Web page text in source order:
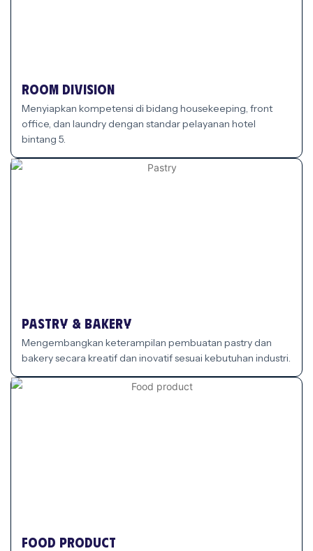
Room Division
Menyiapkan kompetensi di bidang housekeeping, front
office, dan laundry dengan standar pelayanan hotel
bintang 5.
Pastry & Bakery
Mengembangkan keterampilan pembuatan pastry dan
bakery secara kreatif dan inovatif sesuai kebutuhan industri.
Food Product